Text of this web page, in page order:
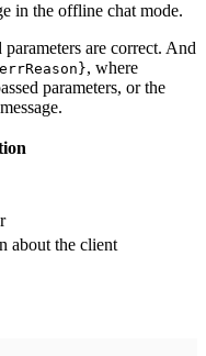
in the offline chat mode.
parameters are correct. And
, where
parameters, or the
about the client